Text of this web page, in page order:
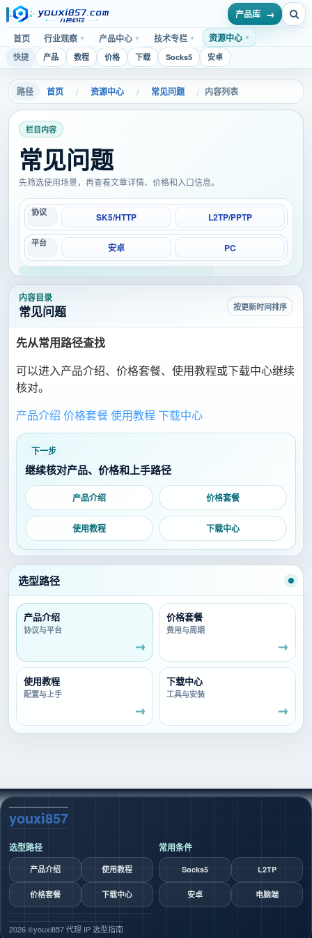
首页 行业观察 ▼ 产品中心 ▼ 技术专栏 ▼ 资源中心 ▼
产品库
快捷 产品 教程 价格 下载 Socks5 安卓
首页 / 资源中心 / 常见问题 / 内容列表
栏目内容
常见问题
先筛选使用场景，再查看文章详情、价格和入口信息。
协议 SK5/HTTP L2TP/PPTP
平台 安卓 PC
内容目录
常见问题 按更新时间排序
先从常用路径查找
可以进入产品介绍、价格套餐、使用教程或下载中心继续
核对。
产品介绍 价格套餐使用教程 下载中心
下一步
继续核对产品、价格和上手路径
产品介绍 价格套餐
使用教程 下载中心
选型路径
产品介绍
协议与平台
价格套餐
费用与周期
使用教程
配置与上手
下载中心
工具与安装
youxi857
选型路径
产品介绍 使用教程
价格套餐 下载中心
常用条件
Socks5 L2TP
安卓 电脑端
2026 ©youxi857 代理 IP 选型指南